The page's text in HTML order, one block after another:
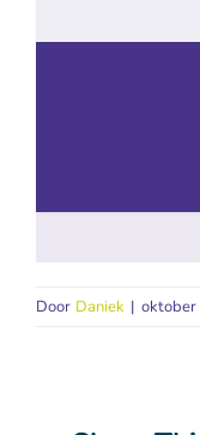
Door Daniek |